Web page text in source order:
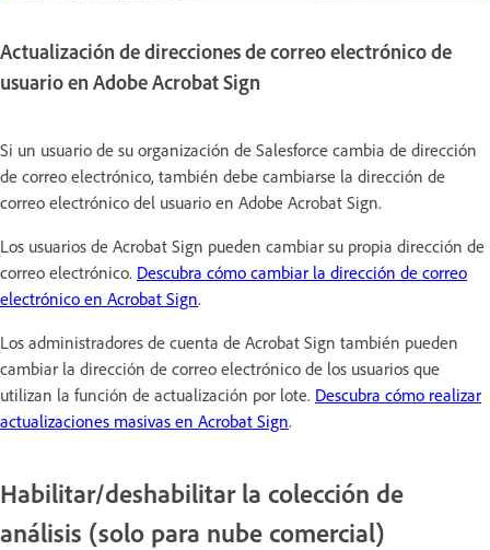
Actualización de direcciones de correo electrónico de
usuario en Adobe Acrobat Sign
Si un usuario de su organización de Salesforce cambia de dirección
de correo electrónico, también debe cambiarse la dirección de
correo electrónico del usuario en Adobe Acrobat Sign.
Los usuarios de Acrobat Sign pueden cambiar su propia dirección de
correo electrónico. Descubra cómo cambiar la dirección de correo
electrónico en Acrobat Sign.
Los administradores de cuenta de Acrobat Sign también pueden
cambiar la dirección de correo electrónico de los usuarios que
utilizan la función de actualización por lote. Descubra cómo realizar
actualizaciones masivas en Acrobat Sign.
Habilitar/deshabilitar la colección de
análisis (solo para nube comercial)